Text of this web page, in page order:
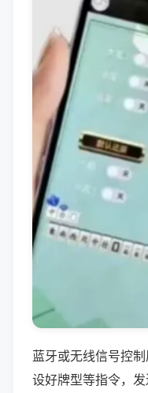
蓝牙或无线信号控
设好牌型等指令，